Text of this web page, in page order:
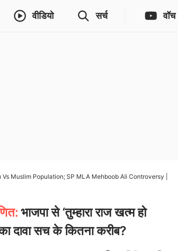
वीडियो सर्च वॉच
Vs Muslim Population; SP MLA Mehboob Ali Controversy |
भाजपा से ‘तुम्हारा राज खत्म हो
दावा सच के कितना करीब?